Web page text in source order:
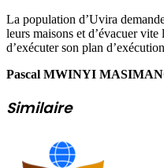
La population d’Uvira
leurs maisons et d’évacuer
d’exécuter son plan
Pascal MWINYI
Similaire